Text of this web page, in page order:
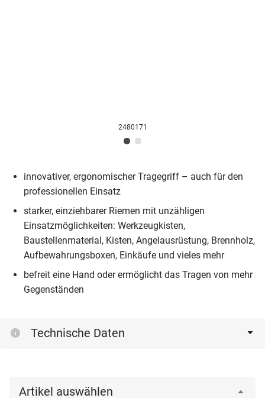
2480171
innovativer, ergonomischer Tragegriff – auch für den
professionellen Einsatz
starker, einziehbarer Riemen mit unzähligen
Einsatzmöglichkeiten: Werkzeugkisten,
Baustellenmaterial, Kisten, Angelausrüstung, Brennholz,
Aufbewahrungsboxen, Einkäufe und vieles mehr
befreit eine Hand oder ermöglicht das Tragen von mehr
Gegenständen
Technische Daten
Artikel auswählen